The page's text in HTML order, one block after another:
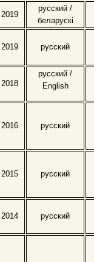
2019
русский /
беларускі
2019 русский
2018
русский /
English
2016 русский
2015 русский
2014 русский